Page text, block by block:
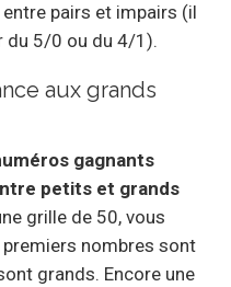
pairs et impairs (il
du 5/0 ou du 4/1).
aux grands
gagnants
petits et grands
grille de 50, vous
nombres sont
grands. Encore une